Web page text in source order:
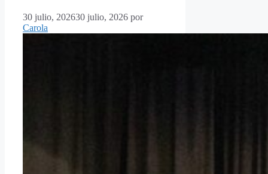
30 julio, 202630 julio, 2026 por
Carola